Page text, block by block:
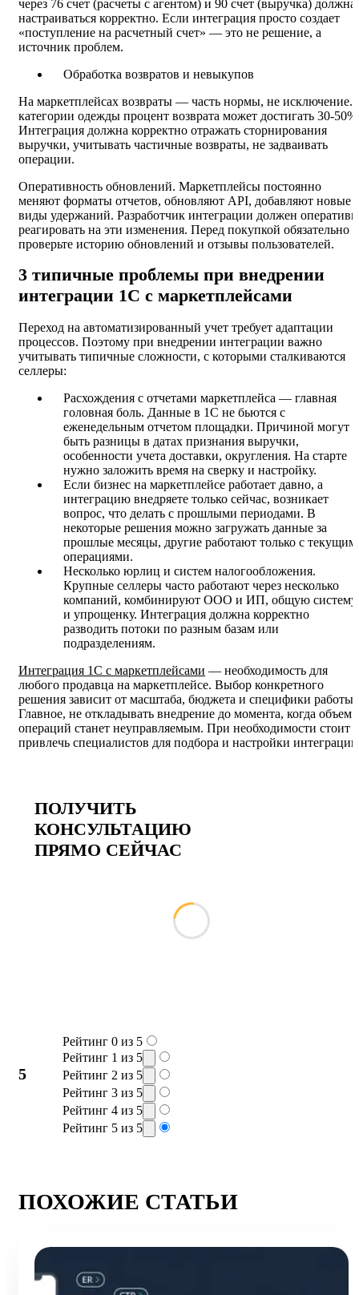
через 76 счет (расчеты с агентом) и 90 счет (выручка) должна
настраиваться корректно. Если интеграция просто создает
«поступление на расчетный счет» — это не решение, а
источник проблем.
Обработка возвратов и невыкупов
На маркетплейсах возвраты — часть нормы, не исключение.
категории одежды процент возврата может достигать 30-
Интеграция должна корректно отражать сторнирования
выручки, учитывать частичные возвраты, не задваивать
операции.
Оперативность обновлений. Маркетплейсы постоянно
меняют форматы отчетов, обновляют API, добавляют новые
виды удержаний. Разработчик интеграции должен
реагировать на эти изменения. Перед покупкой обязательно
проверьте историю обновлений и отзывы пользователей.
3 типичные проблемы при внедрении
интеграции 1С с маркетплейсами
Переход на автоматизированный учет требует адаптации
процессов. Поэтому при внедрении интеграции важно
учитывать типичные сложности, с которыми сталкиваются
селлеры:
Расхождения с отчетами маркетплейса — главная
головная боль. Данные в 1С не бьются с
еженедельным отчетом площадки. Причиной могут
быть разницы в датах признания выручки,
особенности учета доставки, округления. На старте
нужно заложить время на сверку и настройку.
Если бизнес на маркетплейсе работает давно, а
интеграцию внедряете только сейчас, возникает
вопрос, что делать с прошлыми периодами. В
некоторые решения можно загружать данные за
прошлые месяцы, другие работают только с
операциями.
Несколько юрлиц и систем налогообложения.
Крупные селлеры часто работают через несколько
компаний, комбинируют ООО и ИП, общую систему
и упрощенку. Интеграция должна корректно
разводить потоки по разным базам или
подразделениям.
Интеграция 1С с маркетплейсами — необходимость для
любого продавца на маркетплейсе. Выбор конкретного
решения зависит от масштаба, бюджета и специфики работы.
Главное, не откладывать внедрение до момента, когда объем
операций станет неуправляемым. При необходимости стоит
привлечь специалистов для подбора и настройки
ПОЛУЧИТЬ
КОНСУЛЬТАЦИЮ
ПРЯМО СЕЙЧАС
5
Рейтинг 0 из 5
Рейтинг 1 из 5
Рейтинг 2 из 5
Рейтинг 3 из 5
Рейтинг 4 из 5
Рейтинг 5 из 5
ПОХОЖИЕ СТАТЬИ